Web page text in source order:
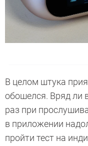
В целом штука
обошелся. Вряд ли
раз при
в приложении
пройти тест на